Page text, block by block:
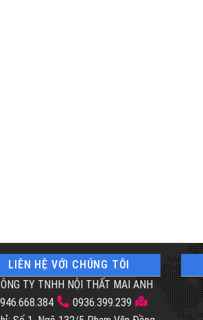
LIÊN HỆ VỚI CHÚNG TÔI
TY TNHH NỘI THẤT MAI ANH
0936.399.239